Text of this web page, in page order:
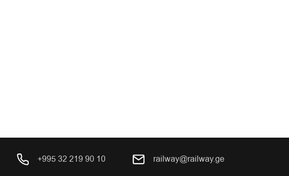
+995 32 219 90 10 railway@railway.ge